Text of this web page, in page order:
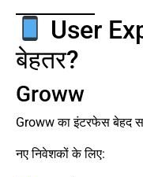
User
बेहतर?
Groww
Groww का इंटरफेस बेहद
नए निवेशकों के लिए: